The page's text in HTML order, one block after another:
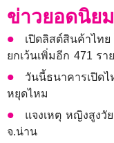
ข่าวยอดนิย
เปิดลิสต์สินค้าไท
ยกเว้นเพิ่มอีก 471 รา
วันนี้ธนาคารเปิด
หยุดไหม
แจงเหตุ หญิงสูงวั
จ.น่าน